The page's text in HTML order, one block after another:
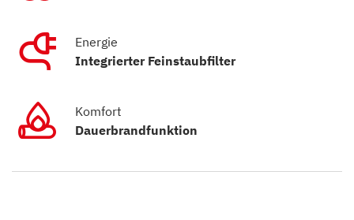
Energie
Integrierter Feinstaubfilter
Komfort
Dauerbrandfunktion